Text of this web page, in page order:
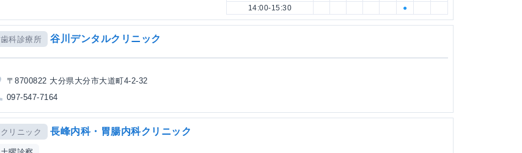
14:00-15:30
●
歯科診療所 谷川デンタルクリニック
〒8700822 大分県大分市大道町4-2-32
097-547-7164
クリニック 長峰内科・胃腸内科クリニック